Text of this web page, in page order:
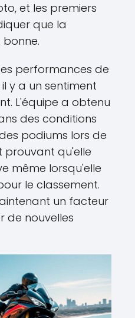
et les premiers
que la
performances de
y a un sentiment
L'équipe a obtenu
des conditions
podiums lors de
prouvant qu'elle
même lorsqu'elle
le classement.
un facteur
de nouvelles